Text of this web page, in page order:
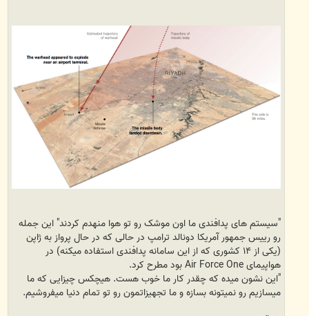
"سیستم های پدافندی ما اون موشک رو تو هوا منهدم کردند" این جمله
رو رییس جمهور آمریکا دونالد ترامپ در حالی که در حال پرواز به ژاپن
(یکی از ۱۴ کشوری که از این سامانه پدافندی استفاده میکنه) در
هواپیمای Air Force One بود مطرح کرد.
"این نشون میده که چقدر کار ما خوب هست. هیچکس چیزایی که ما
میسازیم رو نمیتونه بسازه و ما تجهیزاتمون رو تو تمام دنیا میفروشیم.